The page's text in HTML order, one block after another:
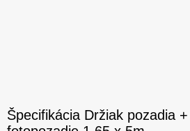
Špecifikácia Držiak pozadia